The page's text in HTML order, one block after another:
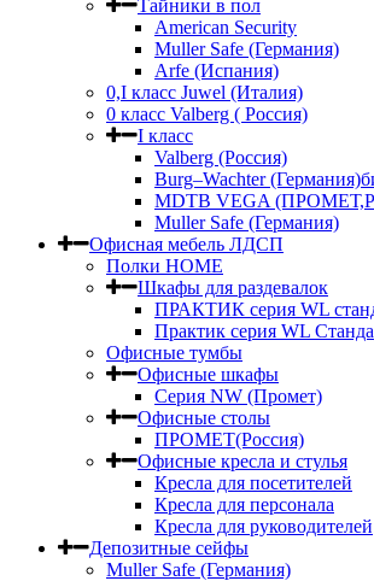
Тайники в пол
American Security
Muller Safe (Германия)
Arfe (Испания)
0,I класс Juwel (Италия)
0 класс Valberg ( Россия)
I класс
Valberg (Россия)
Burg–Wachter
MDTB VEGA
Muller Safe (Германия)
Офисная мебель ЛДСП
Полки HOME
Шкафы для раздевалок
ПРАКТИК серия WL
Практик серия WL
Офисные тумбы
Офисные шкафы
Серия NW (Промет)
Офисные столы
ПРОМЕТ(Россия)
Офисные кресла и стулья
Кресла для посетителей
Кресла для персонала
Кресла для руководителей
Депозитные сейфы
Muller Safe (Германия)